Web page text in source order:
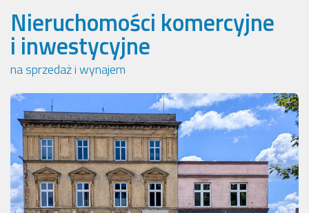
Nieruchomości komercyjne
i inwestycyjne
na sprzedaż i wynajem